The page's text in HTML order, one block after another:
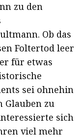
zu den
Ob das
Foltertod leer
für etwas
sei ohnehin
Glauben zu
sich
viel mehr